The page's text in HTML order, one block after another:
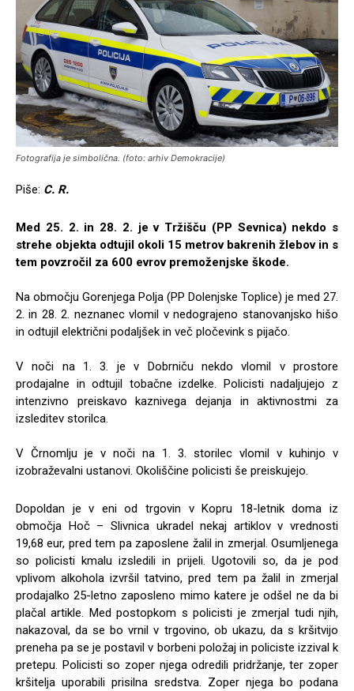
Fotografija je simbolična. (foto: arhiv Demokracije)
Piše: C. R.
Med 25. 2. in 28. 2. je v Tržišču (PP Sevnica) nekdo s
strehe objekta odtujil okoli 15 metrov bakrenih žlebov in s
tem povzročil za 600 evrov premoženjske škode.
Na območju Gorenjega Polja (PP Dolenjske Toplice) je med 27.
2. in 28. 2. neznanec vlomil v nedograjeno stanovanjsko hišo
in odtujil električni podaljšek in več pločevink s pijačo.
V noči na 1. 3. je v Dobrniču nekdo vlomil v prostore
prodajalne in odtujil tobačne izdelke. Policisti nadaljujejo z
intenzivno preiskavo kaznivega dejanja in aktivnostmi za
izsleditev storilca.
V Črnomlju je v noči na 1. 3. storilec vlomil v kuhinjo v
izobraževalni ustanovi. Okoliščine policisti še preiskujejo.
Dopoldan je v eni od trgovin v Kopru 18-letnik doma iz
območja Hoč – Slivnica ukradel nekaj artiklov v vrednosti
19,68 eur, pred tem pa zaposlene žalil in zmerjal. Osumljenega
so policisti kmalu izsledili in prijeli. Ugotovili so, da je pod
vplivom alkohola izvršil tatvino, pred tem pa žalil in zmerjal
prodajalko 25-letno zaposleno mimo katere je odšel ne da bi
plačal artikle. Med postopkom s policisti je zmerjal tudi njih,
nakazoval, da se bo vrnil v trgovino, ob ukazu, da s kršitvijo
preneha pa se je postavil v borbeni položaj in policiste izzival k
pretepu. Policisti so zoper njega odredili pridržanje, ter zoper
kršitelja uporabili prisilna sredstva. Zoper njega bo podana